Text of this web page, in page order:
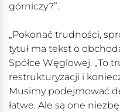
górniczy?”.
„Pokonać trudności,
tytuł ma tekst o
Spółce Węglowej. „To
restrukturyzacji i
Musimy podejmować
łatwe. Ale są one